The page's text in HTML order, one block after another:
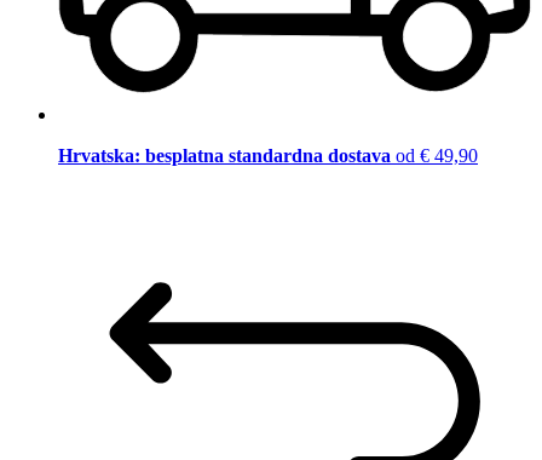
Hrvatska: besplatna standardna dostava od € 49,90